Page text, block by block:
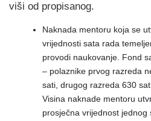
viši od propisanog.
Naknada mentoru koja se
vrijednosti sata rada
provodi naukovanje. Fond
– polaznike prvog razreda
sati, drugog razreda 630
Visina naknade mentoru
prosječna vrijednost